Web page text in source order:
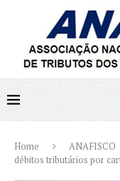
Home ANAFISCO
débitos tributários por